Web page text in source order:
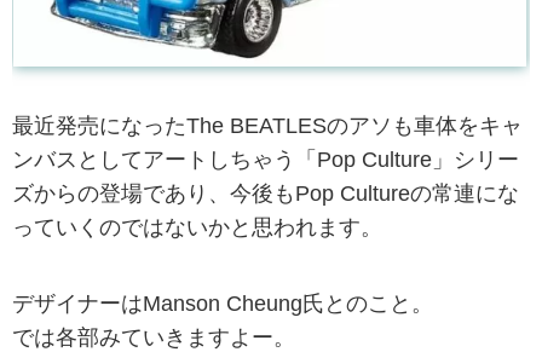
最近発売になったThe BEATLESのアソも車体をキャ
ンバスとしてアートしちゃう「Pop Culture」シリー
ズからの登場であり、今後もPop Cultureの常連にな
っていくのではないかと思われます。
デザイナーはManson Cheung氏とのこと。
では各部みていきますよー。